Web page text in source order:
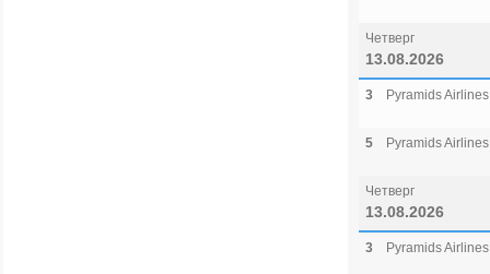
Четверг
13.08.2026
3 Pyramids Airlines
5 Pyramids Airlines
Четверг
13.08.2026
3 Pyramids Airlines